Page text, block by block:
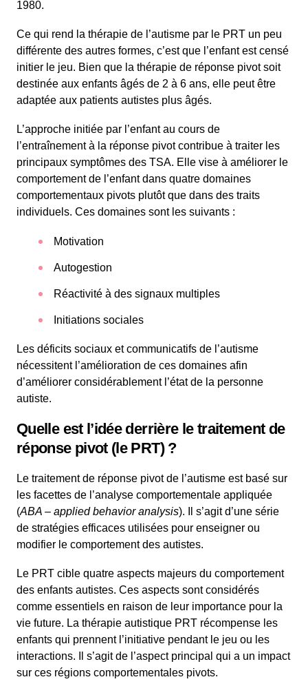
1980.
Ce qui rend la thérapie de l’autisme par le PRT un peu
différente des autres formes, c’est que l’enfant est censé
initier le jeu. Bien que la thérapie de réponse pivot soit
destinée aux enfants âgés de 2 à 6 ans, elle peut être
adaptée aux patients autistes plus âgés.
L’approche initiée par l’enfant au cours de
l’entraînement à la réponse pivot contribue à traiter les
principaux symptômes des TSA. Elle vise à améliorer le
comportement de l’enfant dans quatre domaines
comportementaux pivots plutôt que dans des traits
individuels. Ces domaines sont les suivants :
Motivation
Autogestion
Réactivité à des signaux multiples
Initiations sociales
Les déficits sociaux et communicatifs de l’autisme
nécessitent l’amélioration de ces domaines afin
d’améliorer considérablement l’état de la personne
autiste.
Quelle est l’idée derrière le traitement de
réponse pivot (le PRT) ?
Le traitement de réponse pivot de l’autisme est basé sur
les facettes de l’analyse comportementale appliquée
(ABA – applied behavior analysis). Il s’agit d’une série
de stratégies efficaces utilisées pour enseigner ou
modifier le comportement des autistes.
Le PRT cible quatre aspects majeurs du comportement
des enfants autistes. Ces aspects sont considérés
comme essentiels en raison de leur importance pour la
vie future. La thérapie autistique PRT récompense les
enfants qui prennent l’initiative pendant le jeu ou les
interactions. Il s’agit de l’aspect principal qui a un impact
sur ces régions comportementales pivots.